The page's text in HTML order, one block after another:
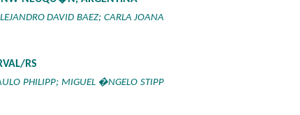
DAVID BAEZ; CARLA JOANA
RS
PHILIPP; MIGUEL �NGELO STIPP